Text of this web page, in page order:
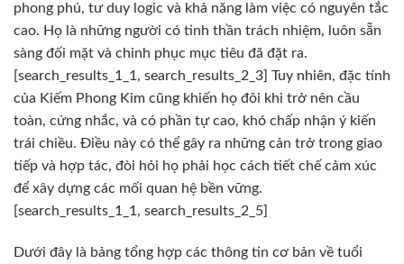
phong phú, tư duy logic và khả năng làm việc có nguyên tắc
cao. Họ là những người có tinh thần trách nhiệm, luôn sẵn
sàng đối mặt và chinh phục mục tiêu đã đặt ra.
[search_results_1_1, search_results_2_3] Tuy nhiên, đặc tính
của Kiếm Phong Kim cũng khiến họ đôi khi trở nên cầu
toàn, cứng nhắc, và có phần tự cao, khó chấp nhận ý kiến
trái chiều. Điều này có thể gây ra những cản trở trong giao
tiếp và hợp tác, đòi hỏi họ phải học cách tiết chế cảm xúc
để xây dựng các mối quan hệ bền vững.
[search_results_1_1, search_results_2_5]
Dưới đây là bảng tổng hợp các thông tin cơ bản về tuổi